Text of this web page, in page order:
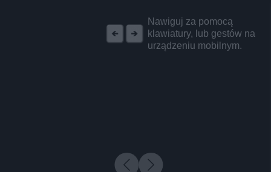
Nawiguj za pomocą
klawiatury, lub gestów na
urządzeniu mobilnym.